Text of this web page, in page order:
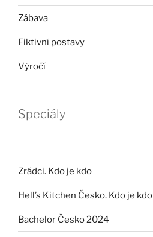
Zábava
Fiktivní postavy
Výročí
Speciály
Zrádci. Kdo je kdo
Hell’s Kitchen Česko. Kdo je kdo
Bachelor Česko 2024